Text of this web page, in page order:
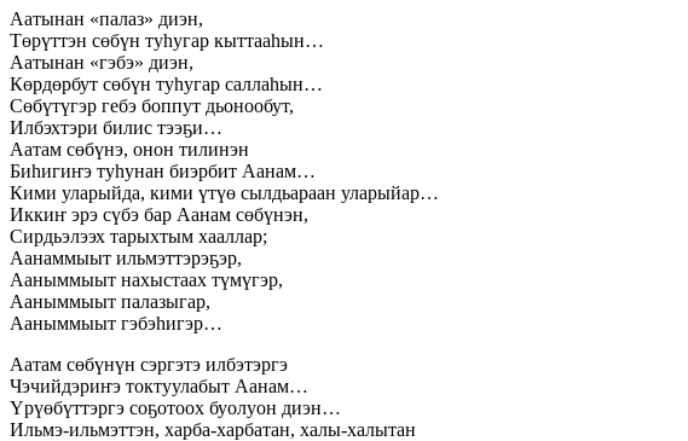
Аатынан «палаз» диэн,
Төрүттэн сөбүн туһугар кыттааһын…
Аатынан «гэбэ» диэн,
Көрдөрбут сөбүн туһугар саллаһын…
Сөбүтүгэр гебэ боппут дьонообут,
Илбэхтэри билис тээҕи…
Аатам сөбүнэ, онон тилинэн
Биһигиҥэ туһунан биэрбит Аанам…
Кими уларыйда, кими үтүө сылдьараан уларыйар…
Иккиҥ эрэ сүбэ бар Аанам сөбүнэн,
Сирдьэлээх тарыхтым хааллар;
Аанаммыыт ильмэттэрэҕэр,
Ааныммыыт наxыстаах түмүгэр,
Ааныммыыт палазыгар,
Ааныммыыт гэбэһигэр…
Аатам сөбүнүн сэргэтэ илбэтэргэ
Чэчийдэриҥэ токтуулабыт Аанам…
Үрүөбүттэргэ соҕотоох буолуон диэн…
Ильмэ-ильмэттэн, харба-харбатан, халы-халытан